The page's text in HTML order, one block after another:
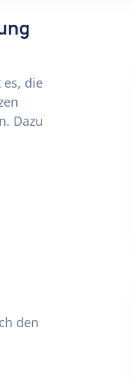
es, die
Dazu
den